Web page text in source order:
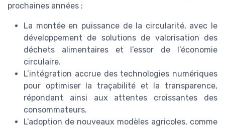
prochaines années :
La montée en puissance de la circularité, avec le
développement de solutions de valorisation des
déchets alimentaires et l’essor de l’économie
circulaire.
L’intégration accrue des technologies numériques
pour optimiser la traçabilité et la transparence,
répondant ainsi aux attentes croissantes des
consommateurs.
L’adoption de nouveaux modèles agricoles, comme